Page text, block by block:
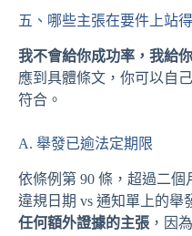
五、哪些主張在要件上站
我不會給你成功率，我給
應到具體條文，你可以自
符合。
A. 舉發已逾法定期限
依條例第 90 條，超過二個
違規日期 vs 通知單上的舉
任何額外證據的主張 ，因